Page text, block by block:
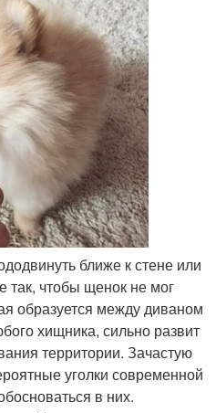
ближе к стене или
так, чтобы щенок не мог
образуется между диваном
хищника, сильно развит
территории. Зачастую
уголки современной
в них.